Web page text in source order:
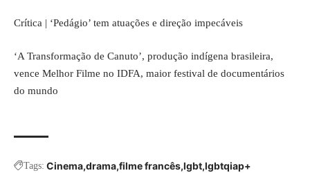
Crítica | ‘Pedágio’ tem atuações e direção impecáveis
‘A Transformação de Canuto’, produção indígena brasileira,
vence Melhor Filme no IDFA, maior festival de documentários
do mundo
Tags: Cinema drama filme francês lgbt lgbtqiap+